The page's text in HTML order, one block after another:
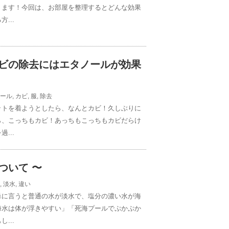
す！今回は、お部屋を整理するとどんな効果
方...
の除去にはエタノールが効果
ル, カビ, 服, 除去
を着ようとしたら、なんとカビ！久しぶりに
こっちもカビ！あっちもこっちもカビだらけ
過...
いて 〜
, 淡水, 違い
言うと普通の水が淡水で、塩分の濃い水が海
は体が浮きやすい」「死海プールでぷかぷか
し...